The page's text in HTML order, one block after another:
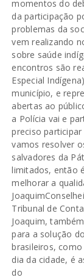
momentos do
da participação
problemas da
vem realizando
sobre saúde
encontros são
Especial
município, e
abertas ao
a Polícia vai e
preciso
vamos resolver
salvadores da
limitados, então
melhorar a
Tribunal de
Joaquim,
para a solução
brasileiros,
dia da cidade, é
do